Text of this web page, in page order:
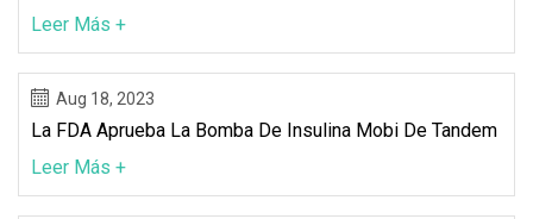
Leer Más +
Aug 18, 2023
La FDA Aprueba La Bomba De Insulina Mobi De Tandem
Leer Más +